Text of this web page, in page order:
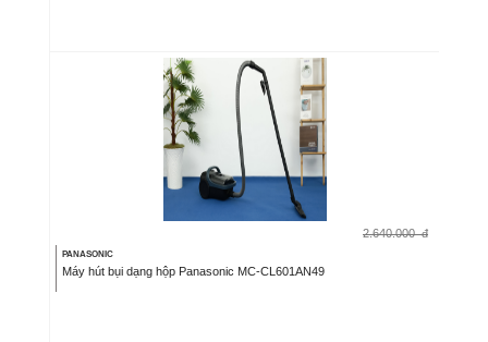
2.640.000 đ
PANASONIC
Máy hút bụi dạng hộp Panasonic MC-CL601AN49